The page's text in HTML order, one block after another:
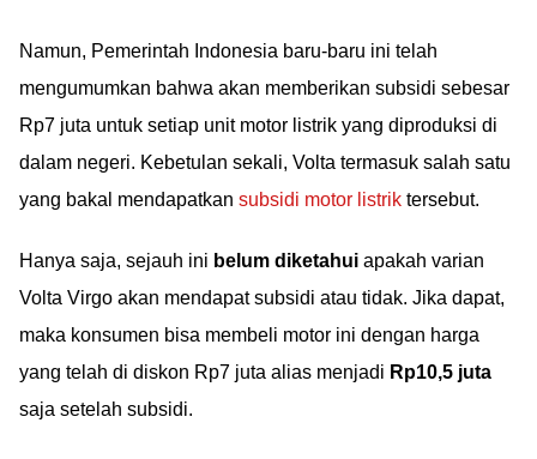
Namun, Pemerintah Indonesia baru-baru ini telah
mengumumkan bahwa akan memberikan subsidi sebesar
Rp7 juta untuk setiap unit motor listrik yang diproduksi di
dalam negeri. Kebetulan sekali, Volta termasuk salah satu
yang bakal mendapatkan subsidi motor listrik tersebut.
Hanya saja, sejauh ini belum diketahui apakah varian
Volta Virgo akan mendapat subsidi atau tidak. Jika dapat,
maka konsumen bisa membeli motor ini dengan harga
yang telah di diskon Rp7 juta alias menjadi Rp10,5 juta
saja setelah subsidi.